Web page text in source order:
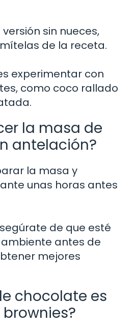
sin nueces,
de la receta.
experimentar con
como coco rallado
la masa de
antelación?
la masa y
unas horas antes
de que esté
antes de
mejores
chocolate es